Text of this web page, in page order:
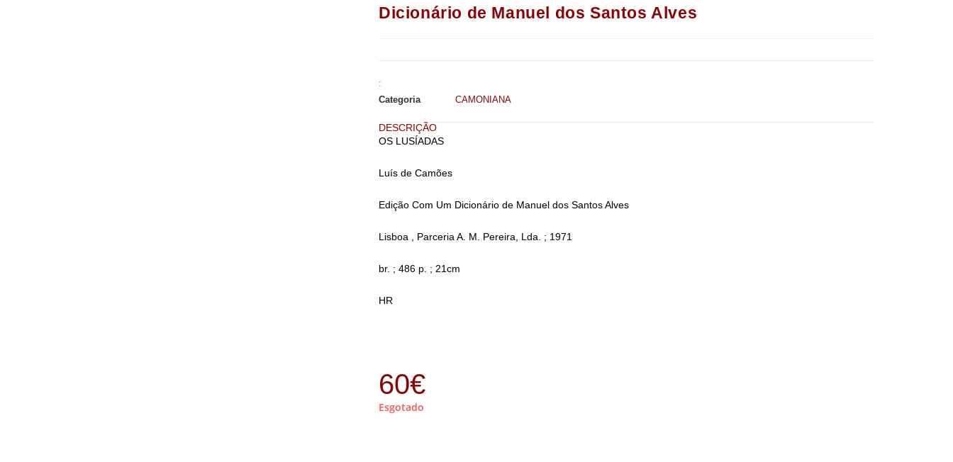
Dicionário de Manuel dos Santos Alves
:
Categoria
CAMONIANA
DESCRIÇÃO
OS LUSÍADAS
Luís de Camões
Edição Com Um Dicionário de Manuel dos Santos Alves
Lisboa , Parceria A. M. Pereira, Lda. ; 1971
br. ; 486 p. ; 21cm
HR
60€
Esgotado